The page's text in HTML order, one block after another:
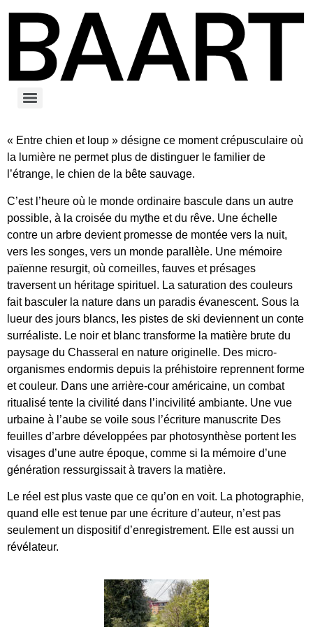
« Entre chien et loup » désigne ce moment crépusculaire où
la lumière ne permet plus de distinguer le familier de
l’étrange, le chien de la bête sauvage.
C’est l’heure où le monde ordinaire bascule dans un autre
possible, à la croisée du mythe et du rêve. Une échelle
contre un arbre devient promesse de montée vers la nuit,
vers les songes, vers un monde parallèle. Une mémoire
païenne resurgit, où corneilles, fauves et présages
traversent un héritage spirituel. La saturation des couleurs
fait basculer la nature dans un paradis évanescent. Sous la
lueur des jours blancs, les pistes de ski deviennent un conte
surréaliste. Le noir et blanc transforme la matière brute du
paysage du Chasseral en nature originelle. Des micro-
organismes endormis depuis la préhistoire reprennent forme
et couleur. Dans une arrière-cour américaine, un combat
ritualisé tente la civilité dans l’incivilité ambiante. Une vue
urbaine à l’aube se voile sous l’écriture manuscrite Des
feuilles d’arbre développées par photosynthèse portent les
visages d’une autre époque, comme si la mémoire d’une
génération ressurgissait à travers la matière.
Le réel est plus vaste que ce qu’on en voit. La photographie,
quand elle est tenue par une écriture d’auteur, n’est pas
seulement un dispositif d’enregistrement. Elle est aussi un
révélateur.